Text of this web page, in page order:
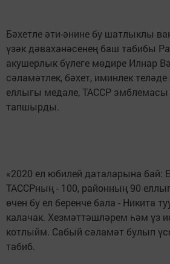
Бәхетле әти-әнине бу шатлыклы
үзәк дәваханәсенең баш табибы
акушерлык бүлеге мөдире Илнар
сәламәтлек, бәхет, иминлек
еллыгы медале, ТАССР эмблемасы
тапшырды.
«2020 ел юбилей даталарына бай:
ТАССРның - 100, районның 90
өчен бу ел беренче бала - Никита
калачак. Хезмәттәшләрем һәм үз
котлыйм. Сабый сәламәт булып
табиб.